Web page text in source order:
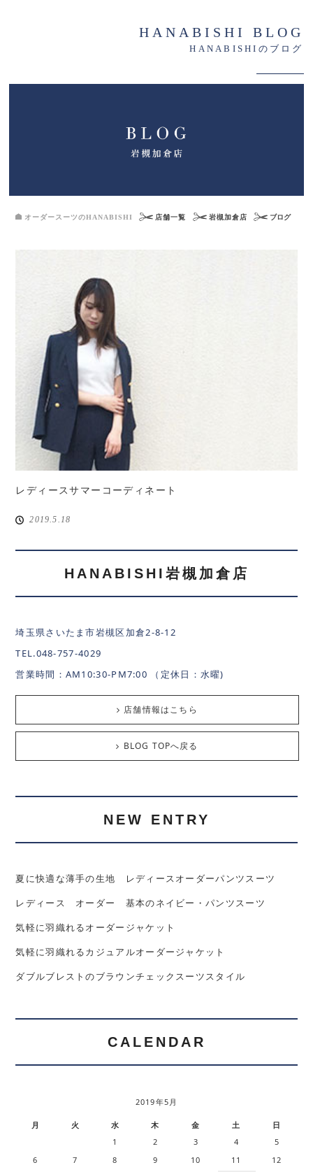
HANABISHI BLOG
HANABISHIのブログ
オーダースーツのHANABISHI 店舗一覧 岩槻加倉店 ブログ
レディースサマーコーディネート
2019.5.18
HANABISHI岩槻加倉店
埼玉県さいたま市岩槻区加倉2-8-12
TEL.048-757-4029
営業時間：AM10:30-PM7:00 （定休日：水曜)
店舗情報はこちら
BLOG TOPへ戻る
NEW ENTRY
夏に快適な薄手の生地 レディースオーダーパンツスーツ
レディース オーダー 基本のネイビー・パンツスーツ
気軽に羽織れるオーダージャケット
気軽に羽織れるカジュアルオーダージャケット
ダブルブレストのブラウンチェックスーツスタイル
CALENDAR
2019年5月
月 火 水 木 金 土 日
1 2 3 4
5
6
7 8 9 10 11
12